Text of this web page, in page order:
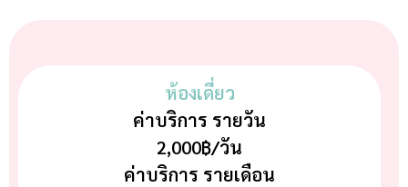
ห้องเดี่ยว
ค่าบริการ รายวัน
2,000฿/วัน
ค่าบริการ รายเดือน